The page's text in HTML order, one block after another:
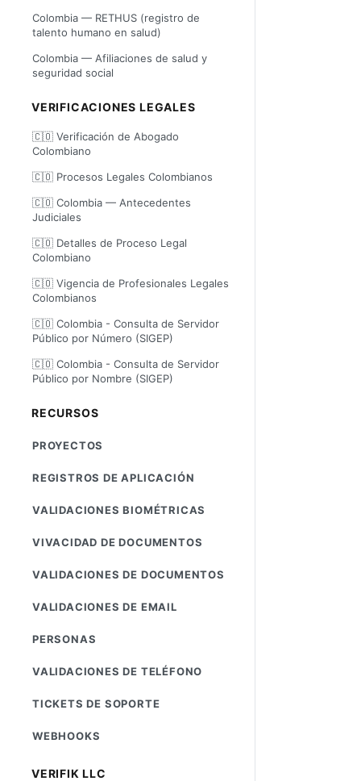
Colombia — RETHUS (registro de
talento humano en salud)
Colombia — Afiliaciones de salud y
seguridad social
VERIFICACIONES LEGALES
🇨🇴 Verificación de Abogado
Colombiano
🇨🇴 Procesos Legales Colombianos
🇨🇴 Colombia — Antecedentes
Judiciales
🇨🇴 Detalles de Proceso Legal
Colombiano
🇨🇴 Vigencia de Profesionales Legales
Colombianos
🇨🇴 Colombia - Consulta de Servidor
Público por Número (SIGEP)
🇨🇴 Colombia - Consulta de Servidor
Público por Nombre (SIGEP)
RECURSOS
PROYECTOS
REGISTROS DE APLICACIÓN
VALIDACIONES BIOMÉTRICAS
VIVACIDAD DE DOCUMENTOS
VALIDACIONES DE DOCUMENTOS
VALIDACIONES DE EMAIL
PERSONAS
VALIDACIONES DE TELÉFONO
TICKETS DE SOPORTE
WEBHOOKS
VERIFIK LLC